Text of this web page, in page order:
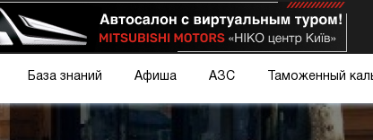
База знаний Афиша АЗС Таможенный